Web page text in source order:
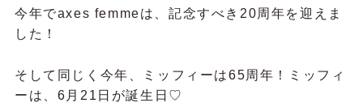
今年でaxes femmeは、記念すべき20周年を迎えま
した！
そして同じく今年、ミッフィーは65周年！ミッフィ
ーは、6月21日が誕生日♡